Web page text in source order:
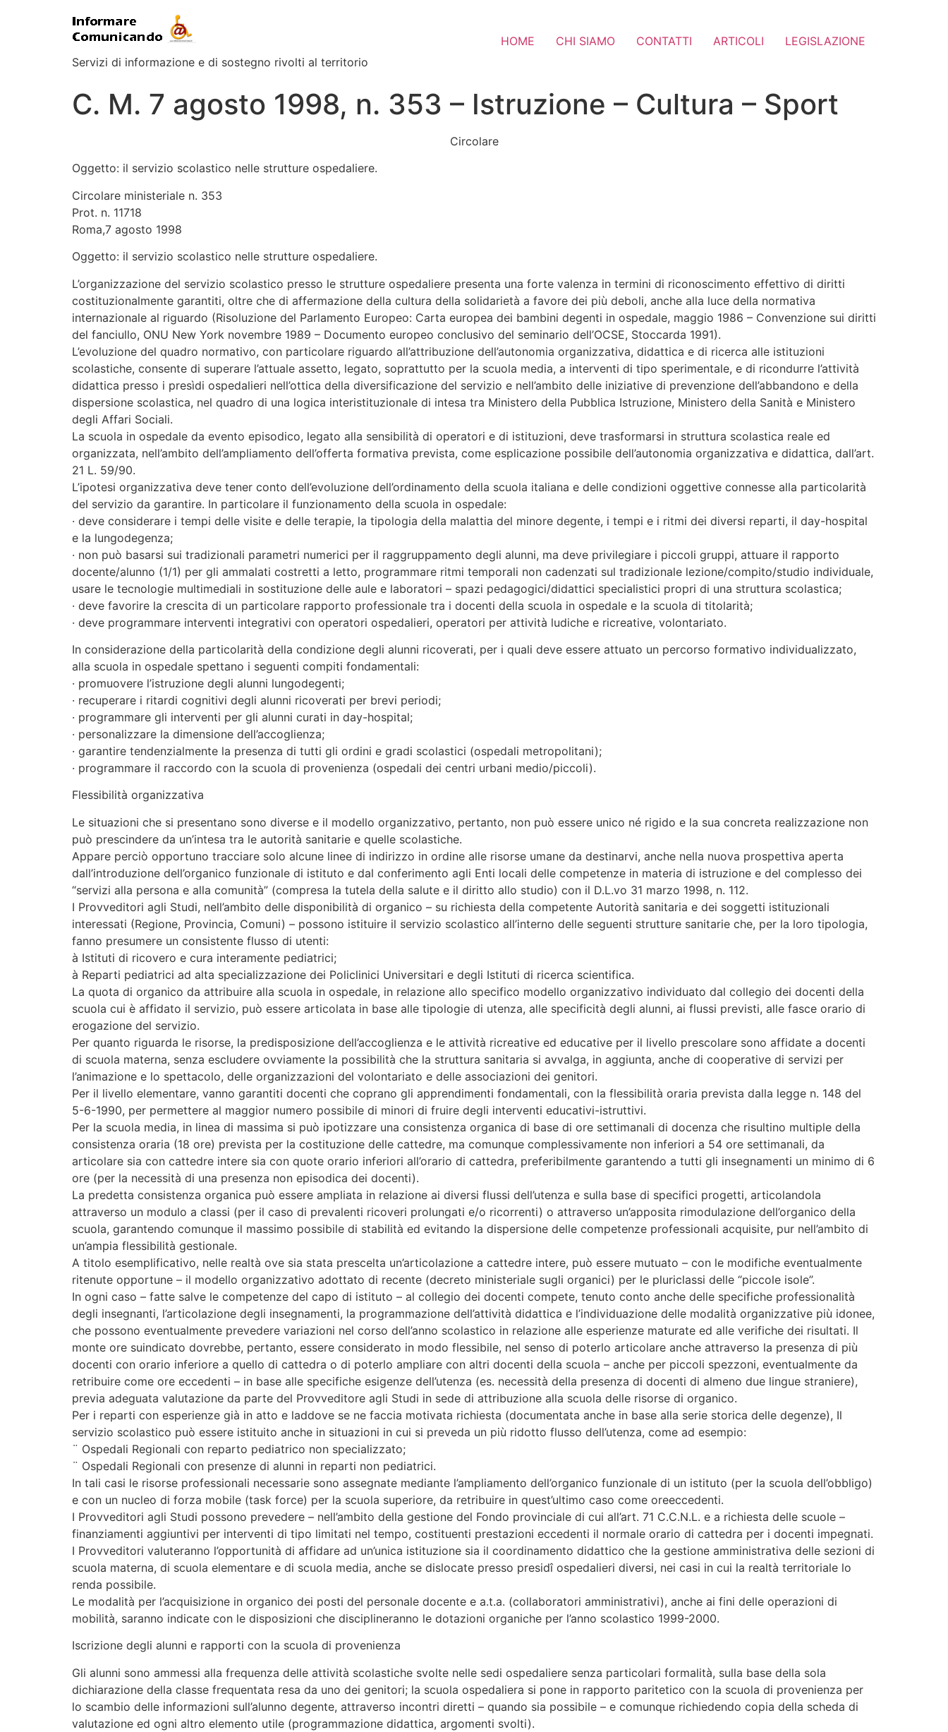
Servizi di informazione e di sostegno rivolti al territorio
HOME CHI SIAMO CONTATTI ARTICOLI LEGISLAZIONE
C. M. 7 agosto 1998, n. 353 – Istruzione – Cultura – Sport
Circolare
Oggetto: il servizio scolastico nelle strutture ospedaliere.
Circolare ministeriale n. 353
Prot. n. 11718
Roma,7 agosto 1998
Oggetto: il servizio scolastico nelle strutture ospedaliere.
L’organizzazione del servizio scolastico presso le strutture ospedaliere presenta una forte valenza in termini di riconoscimento effettivo di diritti
costituzionalmente garantiti, oltre che di affermazione della cultura della solidarietà a favore dei più deboli, anche alla luce della normativa
internazionale al riguardo (Risoluzione del Parlamento Europeo: Carta europea dei bambini degenti in ospedale, maggio 1986 – Convenzione sui diritti
del fanciullo, ONU New York novembre 1989 – Documento europeo conclusivo del seminario dell’OCSE, Stoccarda 1991).
L’evoluzione del quadro normativo, con particolare riguardo all’attribuzione dell’autonomia organizzativa, didattica e di ricerca alle istituzioni
scolastiche, consente di superare l’attuale assetto, legato, soprattutto per la scuola media, a interventi di tipo sperimentale, e di ricondurre l’attività
didattica presso i presìdi ospedalieri nell’ottica della diversificazione del servizio e nell’ambito delle iniziative di prevenzione dell’abbandono e della
dispersione scolastica, nel quadro di una logica interistituzionale di intesa tra Ministero della Pubblica Istruzione, Ministero della Sanità e Ministero
degli Affari Sociali.
La scuola in ospedale da evento episodico, legato alla sensibilità di operatori e di istituzioni, deve trasformarsi in struttura scolastica reale ed
organizzata, nell’ambito dell’ampliamento dell’offerta formativa prevista, come esplicazione possibile dell’autonomia organizzativa e didattica, dall’art.
21 L. 59/90.
L’ipotesi organizzativa deve tener conto dell’evoluzione dell’ordinamento della scuola italiana e delle condizioni oggettive connesse alla particolarità
del servizio da garantire. In particolare il funzionamento della scuola in ospedale:
· deve considerare i tempi delle visite e delle terapie, la tipologia della malattia del minore degente, i tempi e i ritmi dei diversi reparti, il day-hospital
e la lungodegenza;
· non può basarsi sui tradizionali parametri numerici per il raggruppamento degli alunni, ma deve privilegiare i piccoli gruppi, attuare il rapporto
docente/alunno (1/1) per gli ammalati costretti a letto, programmare ritmi temporali non cadenzati sul tradizionale lezione/compito/studio individuale,
usare le tecnologie multimediali in sostituzione delle aule e laboratori – spazi pedagogici/didattici specialistici propri di una struttura scolastica;
· deve favorire la crescita di un particolare rapporto professionale tra i docenti della scuola in ospedale e la scuola di titolarità;
· deve programmare interventi integrativi con operatori ospedalieri, operatori per attività ludiche e ricreative, volontariato.
In considerazione della particolarità della condizione degli alunni ricoverati, per i quali deve essere attuato un percorso formativo individualizzato,
alla scuola in ospedale spettano i seguenti compiti fondamentali:
· promuovere l’istruzione degli alunni lungodegenti;
· recuperare i ritardi cognitivi degli alunni ricoverati per brevi periodi;
· programmare gli interventi per gli alunni curati in day-hospital;
· personalizzare la dimensione dell’accoglienza;
· garantire tendenzialmente la presenza di tutti gli ordini e gradi scolastici (ospedali metropolitani);
· programmare il raccordo con la scuola di provenienza (ospedali dei centri urbani medio/piccoli).
Flessibilità organizzativa
Le situazioni che si presentano sono diverse e il modello organizzativo, pertanto, non può essere unico né rigido e la sua concreta realizzazione non
può prescindere da un’intesa tra le autorità sanitarie e quelle scolastiche.
Appare perciò opportuno tracciare solo alcune linee di indirizzo in ordine alle risorse umane da destinarvi, anche nella nuova prospettiva aperta
dall’introduzione dell’organico funzionale di istituto e dal conferimento agli Enti locali delle competenze in materia di istruzione e del complesso dei
“servizi alla persona e alla comunità” (compresa la tutela della salute e il diritto allo studio) con il D.L.vo 31 marzo 1998, n. 112.
I Provveditori agli Studi, nell’ambito delle disponibilità di organico – su richiesta della competente Autorità sanitaria e dei soggetti istituzionali
interessati (Regione, Provincia, Comuni) – possono istituire il servizio scolastico all’interno delle seguenti strutture sanitarie che, per la loro tipologia,
fanno presumere un consistente flusso di utenti:
à Istituti di ricovero e cura interamente pediatrici;
à Reparti pediatrici ad alta specializzazione dei Policlinici Universitari e degli Istituti di ricerca scientifica.
La quota di organico da attribuire alla scuola in ospedale, in relazione allo specifico modello organizzativo individuato dal collegio dei docenti della
scuola cui è affidato il servizio, può essere articolata in base alle tipologie di utenza, alle specificità degli alunni, ai flussi previsti, alle fasce orario di
erogazione del servizio.
Per quanto riguarda le risorse, la predisposizione dell’accoglienza e le attività ricreative ed educative per il livello prescolare sono affidate a docenti
di scuola materna, senza escludere ovviamente la possibilità che la struttura sanitaria si avvalga, in aggiunta, anche di cooperative di servizi per
l’animazione e lo spettacolo, delle organizzazioni del volontariato e delle associazioni dei genitori.
Per il livello elementare, vanno garantiti docenti che coprano gli apprendimenti fondamentali, con la flessibilità oraria prevista dalla legge n. 148 del
5-6-1990, per permettere al maggior numero possibile di minori di fruire degli interventi educativi-istruttivi.
Per la scuola media, in linea di massima si può ipotizzare una consistenza organica di base di ore settimanali di docenza che risultino multiple della
consistenza oraria (18 ore) prevista per la costituzione delle cattedre, ma comunque complessivamente non inferiori a 54 ore settimanali, da
articolare sia con cattedre intere sia con quote orario inferiori all’orario di cattedra, preferibilmente garantendo a tutti gli insegnamenti un minimo di 6
ore (per la necessità di una presenza non episodica dei docenti).
La predetta consistenza organica può essere ampliata in relazione ai diversi flussi dell’utenza e sulla base di specifici progetti, articolandola
attraverso un modulo a classi (per il caso di prevalenti ricoveri prolungati e/o ricorrenti) o attraverso un’apposita rimodulazione dell’organico della
scuola, garantendo comunque il massimo possibile di stabilità ed evitando la dispersione delle competenze professionali acquisite, pur nell’ambito di
un’ampia flessibilità gestionale.
A titolo esemplificativo, nelle realtà ove sia stata prescelta un’articolazione a cattedre intere, può essere mutuato – con le modifiche eventualmente
ritenute opportune – il modello organizzativo adottato di recente (decreto ministeriale sugli organici) per le pluriclassi delle “piccole isole”.
In ogni caso – fatte salve le competenze del capo di istituto – al collegio dei docenti compete, tenuto conto anche delle specifiche professionalità
degli insegnanti, l’articolazione degli insegnamenti, la programmazione dell’attività didattica e l’individuazione delle modalità organizzative più idonee,
che possono eventualmente prevedere variazioni nel corso dell’anno scolastico in relazione alle esperienze maturate ed alle verifiche dei risultati. Il
monte ore suindicato dovrebbe, pertanto, essere considerato in modo flessibile, nel senso di poterlo articolare anche attraverso la presenza di più
docenti con orario inferiore a quello di cattedra o di poterlo ampliare con altri docenti della scuola – anche per piccoli spezzoni, eventualmente da
retribuire come ore eccedenti – in base alle specifiche esigenze dell’utenza (es. necessità della presenza di docenti di almeno due lingue straniere),
previa adeguata valutazione da parte del Provveditore agli Studi in sede di attribuzione alla scuola delle risorse di organico.
Per i reparti con esperienze già in atto e laddove se ne faccia motivata richiesta (documentata anche in base alla serie storica delle degenze), Il
servizio scolastico può essere istituito anche in situazioni in cui si preveda un più ridotto flusso dell’utenza, come ad esempio:
¨ Ospedali Regionali con reparto pediatrico non specializzato;
¨ Ospedali Regionali con presenze di alunni in reparti non pediatrici.
In tali casi le risorse professionali necessarie sono assegnate mediante l’ampliamento dell’organico funzionale di un istituto (per la scuola dell’obbligo)
e con un nucleo di forza mobile (task force) per la scuola superiore, da retribuire in quest’ultimo caso come oreeccedenti.
I Provveditori agli Studi possono prevedere – nell’ambito della gestione del Fondo provinciale di cui all’art. 71 C.C.N.L. e a richiesta delle scuole –
finanziamenti aggiuntivi per interventi di tipo limitati nel tempo, costituenti prestazioni eccedenti il normale orario di cattedra per i docenti impegnati.
I Provveditori valuteranno l’opportunità di affidare ad un’unica istituzione sia il coordinamento didattico che la gestione amministrativa delle sezioni di
scuola materna, di scuola elementare e di scuola media, anche se dislocate presso presidî ospedalieri diversi, nei casi in cui la realtà territoriale lo
renda possibile.
Le modalità per l’acquisizione in organico dei posti del personale docente e a.t.a. (collaboratori amministrativi), anche ai fini delle operazioni di
mobilità, saranno indicate con le disposizioni che disciplineranno le dotazioni organiche per l’anno scolastico 1999-2000.
Iscrizione degli alunni e rapporti con la scuola di provenienza
Gli alunni sono ammessi alla frequenza delle attività scolastiche svolte nelle sedi ospedaliere senza particolari formalità, sulla base della sola
dichiarazione della classe frequentata resa da uno dei genitori; la scuola ospedaliera si pone in rapporto paritetico con la scuola di provenienza per
lo scambio delle informazioni sull’alunno degente, attraverso incontri diretti – quando sia possibile – e comunque richiedendo copia della scheda di
valutazione ed ogni altro elemento utile (programmazione didattica, argomenti svolti).